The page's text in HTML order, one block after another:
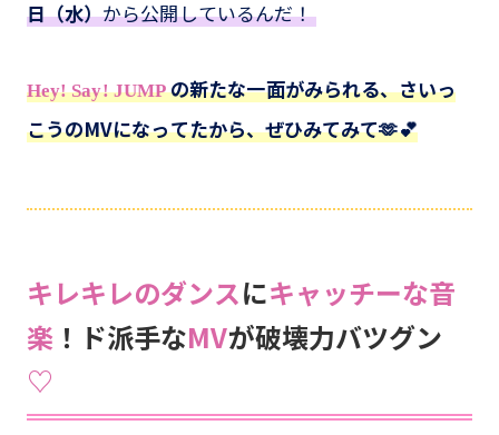
日（水）から公開しているんだ！
Hey! Say! JUMPの新たな一面がみられる、さいっ
こうのMVになってたから、ぜひみてみて🫶💕
キレキレのダンスにキャッチーな音
楽 ！ド派手なMVが破壊力バツグン
♡